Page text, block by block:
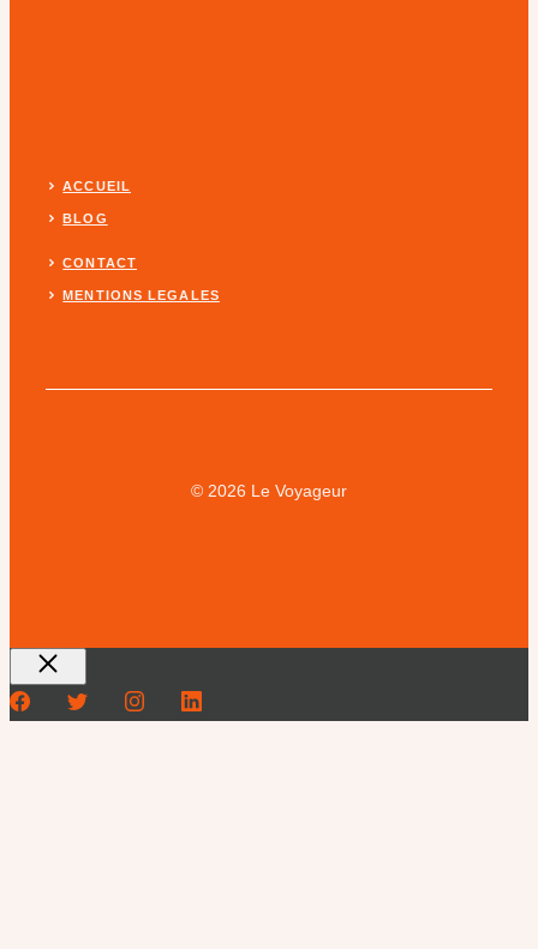
ACCUEIL
BLOG
CONTACT
MENTIONS LEGALES
© 2026 Le Voyageur
Fermer